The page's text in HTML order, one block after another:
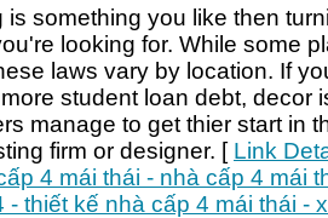
is something you like then
looking for. While some
laws vary by location. If
student loan debt, decor
manage to get thier start in
firm or designer. [ Link
4 mái thái - nhà cấp 4 mái
- thiết kế nhà cấp 4 mái thái -